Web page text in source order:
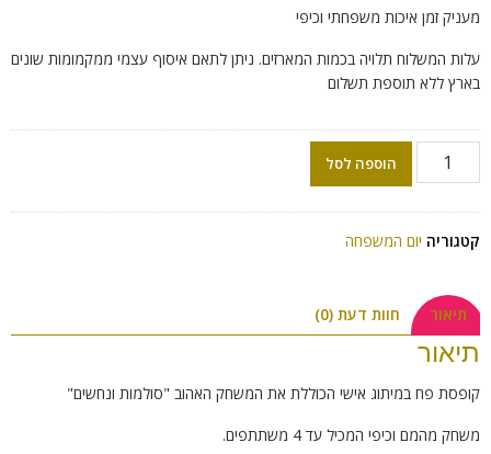
מעניק זמן איכות משפחתי וכיפי
עלות המשלוח תלויה בכמות המארזים. ניתן לתאם איסוף עצמי ממקמומות שונים
בארץ ללא תוספת תשלום
הוספה לסל
קטגוריה יום המשפחה
תיאור חוות דעת (0)
תיאור
קופסת פח במיתוג אישי הכוללת את המשחק האהוב "סולמות ונחשים"
משחק מהמם וכיפי המכיל עד 4 משתתפים.